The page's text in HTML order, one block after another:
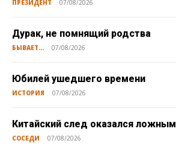
ПРЕЗИДЕНТ 07/08/2026
Дурак, не помнящий родства
БЫВАЕТ... 07/08/2026
Юбилей ушедшего времени
ИСТОРИЯ 07/08/2026
Китайский след оказался ложным
СОСЕДИ 07/08/2026